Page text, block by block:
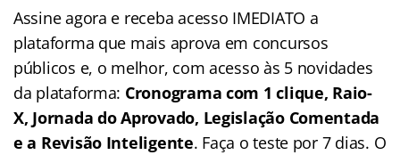
Assine agora e receba acesso IMEDIATO a
plataforma que mais aprova em concursos
públicos e, o melhor, com acesso às 5 novidades
da plataforma: Cronograma com 1 clique, Raio-
X, Jornada do Aprovado, Legislação Comentada
e a Revisão Inteligente. Faça o teste por 7 dias. O